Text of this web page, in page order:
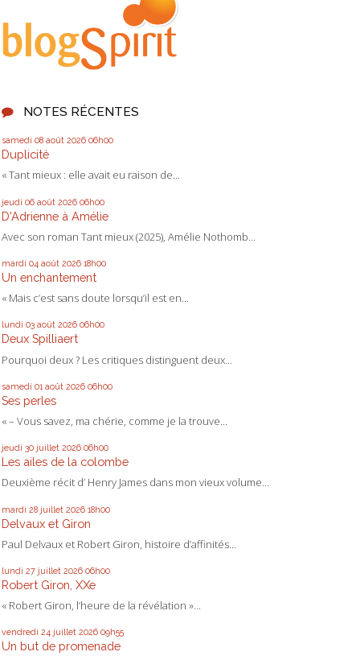
NOTES RÉCENTES
samedi 08 août 2026 06h00
Duplicité
« Tant mieux : elle avait eu raison de...
jeudi 06 août 2026 06h00
D'Adrienne à Amélie
Avec son roman Tant mieux (2025), Amélie Nothomb...
mardi 04 août 2026 18h00
Un enchantement
« Mais c’est sans doute lorsqu’il est en...
lundi 03 août 2026 06h00
Deux Spilliaert
Pourquoi deux ? Les critiques distinguent deux...
samedi 01 août 2026 06h00
Ses perles
« – Vous savez, ma chérie, comme je la trouve...
jeudi 30 juillet 2026 06h00
Les ailes de la colombe
Deuxième récit d’ Henry James dans mon vieux volume...
mardi 28 juillet 2026 18h00
Delvaux et Giron
Paul Delvaux et Robert Giron, histoire d’affinités...
lundi 27 juillet 2026 06h00
Robert Giron, XXe
« Robert Giron, l’heure de la révélation »...
vendredi 24 juillet 2026 09h55
Un but de promenade